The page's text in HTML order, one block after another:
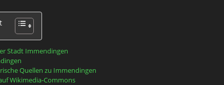
Stadt Immendingen
Quellen zu Immendingen
Wikimedia-Commons